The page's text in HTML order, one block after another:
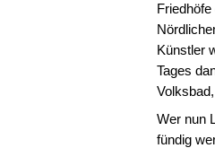
Künstler
Tages
Wer nun
fündig